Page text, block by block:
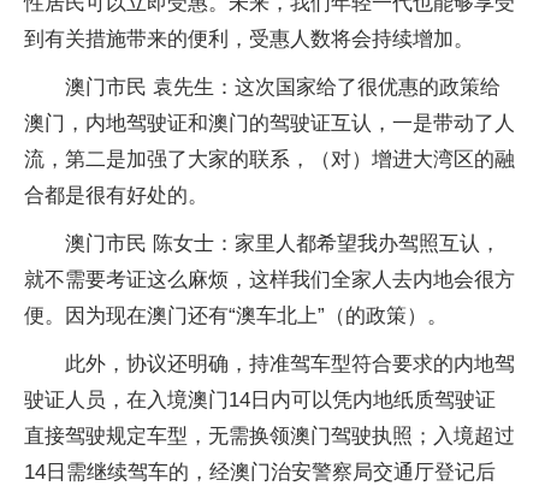
到有关措施带来的便利，受惠人数将会持续增加。
澳门市民 袁先生：这次国家给了很优惠的政策给
澳门，内地驾驶证和澳门的驾驶证互认，一是带动了人
流，第二是加强了大家的联系，（对）增进大湾区的融
合都是很有好处的。
澳门市民 陈女士：家里人都希望我办驾照互认，
就不需要考证这么麻烦，这样我们全家人去内地会很方
便。因为现在澳门还有“澳车北上”（的政策）。
此外，协议还明确，持准驾车型符合要求的内地驾
驶证人员，在入境澳门14日内可以凭内地纸质驾驶证
直接驾驶规定车型，无需换领澳门驾驶执照；入境超过
14日需继续驾车的，经澳门治安警察局交通厅登记后